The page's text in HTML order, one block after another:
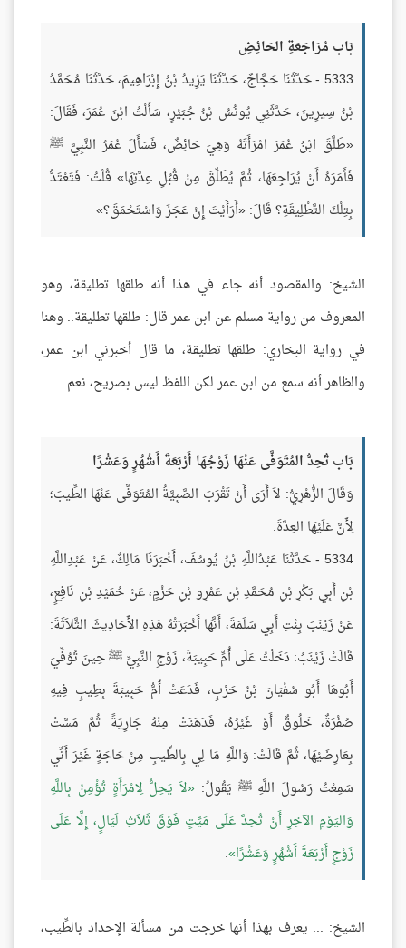
بَاب مُرَاجَعَةِ الحَائِضِ
5333 - حَدَّثَنَا حَجَّاجٌ، حَدَّثَنَا يَزِيدُ بْنُ إِبْرَاهِيمَ، حَدَّثَنَا مُحَمَّدُ
بْنُ سِيرِينَ، حَدَّثَنِي يُونُسُ بْنُ جُبَيْرٍ، سَأَلْتُ ابْنَ عُمَرَ، فَقَالَ:
«طَلَّقَ ابْنُ عُمَرَ امْرَأَتَهُ وَهِيَ حَائِضٌ، فَسَأَلَ عُمَرُ النَّبِيَّ ﷺ
فَأَمَرَهُ أَنْ يُرَاجِعَهَا، ثُمَّ يُطَلِّقَ مِنْ قُبُلِ عِدَّتِهَا» قُلْتُ: فَتَعْتَدُّ
بِتِلْكَ التَّطْلِيقَةِ؟ قَالَ: «أَرَأَيْتَ إِنْ عَجَزَ وَاسْتَحْمَقَ؟»
الشيخ: والمقصود أنه جاء في هذا أنه طلقها تطليقة، وهو
المعروف من رواية مسلم عن ابن عمر قال: طلقها تطليقة.. وهنا
في رواية البخاري: طلقها تطليقة، ما قال أخبرني ابن عمر،
والظاهر أنه سمع من ابن عمر لكن اللفظ ليس بصريح، نعم.
بَاب تُحِدُّ المُتَوَفَّى عَنْهَا زَوْجُهَا أَرْبَعَةَ أَشْهُرٍ وَعَشْرًا
وَقَالَ الزُّهْرِيُّ: لاَ أَرَى أَنْ تَقْرَبَ الصَّبِيَّةُ المُتَوَفَّى عَنْهَا الطِّيبَ؛
لِأَنَّ عَلَيْهَا العِدَّةَ.
5334 - حَدَّثَنَا عَبْدُاللَّهِ بْنُ يُوسُفَ، أَخْبَرَنَا مَالِكٌ، عَنْ عَبْدِاللَّهِ
بْنِ أَبِي بَكْرِ بْنِ مُحَمَّدِ بْنِ عَمْرِو بْنِ حَزْمٍ، عَنْ حُمَيْدِ بْنِ نَافِعٍ،
عَنْ زَيْنَبَ بِنْتِ أَبِي سَلَمَةَ، أَنَّهَا أَخْبَرَتْهُ هَذِهِ الأَحَادِيثَ الثَّلاَثَةَ:
قَالَتْ زَيْنَبُ: دَخَلْتُ عَلَى أُمِّ حَبِيبَةَ، زَوْجِ النَّبِيِّ ﷺ حِينَ تُوُفِّيَ
أَبُوهَا أَبُو سُفْيَانَ بْنُ حَرْبٍ، فَدَعَتْ أُمُّ حَبِيبَةَ بِطِيبٍ فِيهِ
صُفْرَةٌ، خَلُوقٌ أَوْ غَيْرُهُ، فَدَهَنَتْ مِنْهُ جَارِيَةً ثُمَّ مَسَّتْ
بِعَارِضَيْهَا، ثُمَّ قَالَتْ: وَاللَّهِ مَا لِي بِالطِّيبِ مِنْ حَاجَةٍ غَيْرَ أَنِّي
سَمِعْتُ رَسُولَ اللَّهِ ﷺ يَقُولُ: لاَ يَحِلُّ لِامْرَأَةٍ تُؤْمِنُ بِاللَّهِ
وَاليَوْمِ الآخِرِ أَنْ تُحِدَّ عَلَى مَيِّتٍ فَوْقَ ثَلاَثِ لَيَالٍ، إِلَّا عَلَى
زَوْجٍ أَرْبَعَةَ أَشْهُرٍ وَعَشْرًا .
الشيخ: ... يعرف بهذا أنها خرجت من مسألة الإحداد بالطِّيب،